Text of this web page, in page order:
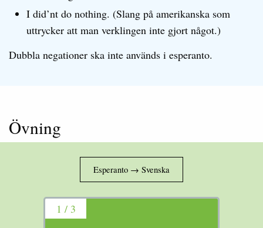
I did’nt do nothing. (Slang på amerikanska som
uttrycker att man verklingen inte gjort något.)
Dubbla negationer ska inte används i esperanto.
Övning
1 / 3